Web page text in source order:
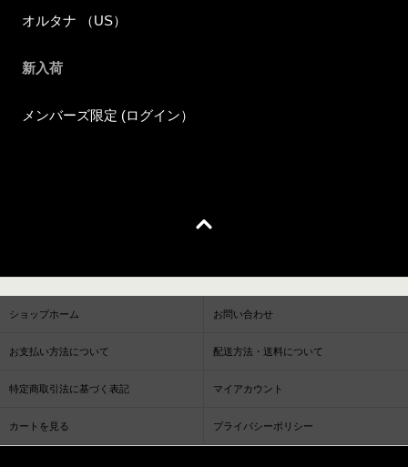
オルタナ （US）
新入荷
メンバーズ限定 (ログイン）
ショップホーム お問い合わせ
お支払い方法について 配送方法・送料について
特定商取引法に基づく表記 マイアカウント
カートを見る プライバシーポリシー